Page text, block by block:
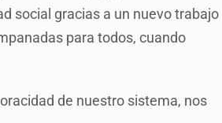
social gracias a un nuevo trabajo
para todos, cuando
de nuestro sistema, nos